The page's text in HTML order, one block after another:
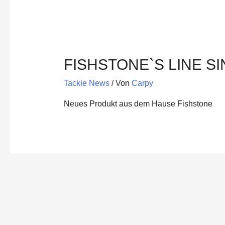
FISHSTONE`S LINE
Tackle News/ Von Carpy
Neues Produkt aus dem Hause Fishstone